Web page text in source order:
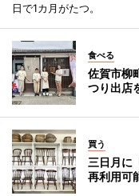
日で1カ月がたつ。
食べる
佐賀市柳
つり出店
買う
三日月に
再利用可